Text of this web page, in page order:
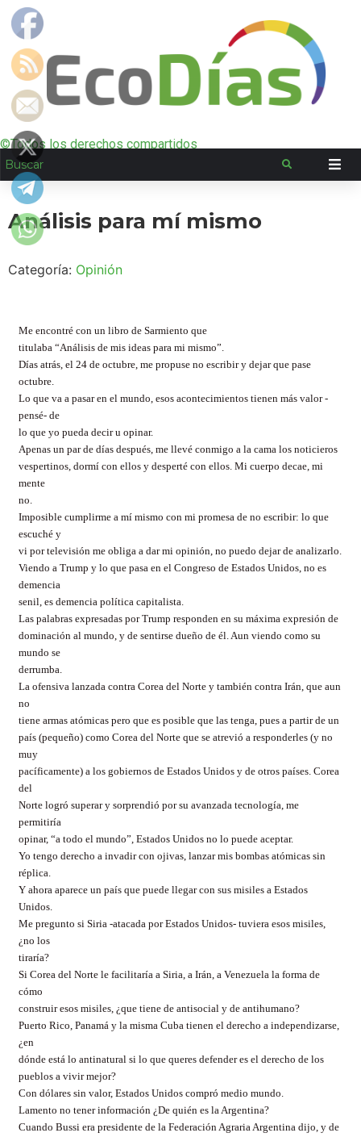
©Todos los derechos compartidos
Análisis para mí mismo
Categoría: Opinión
Me encontré con un libro de Sarmiento que
titulaba “Análisis de mis ideas para mi mismo”.
Días atrás, el 24 de octubre, me propuse no escribir y dejar que pase
octubre.
Lo que va a pasar en el mundo, esos acontecimientos tienen más valor -
pensé- de
lo que yo pueda decir u opinar.
Apenas un par de días después, me llevé conmigo a la cama los noticieros
vespertinos, dormí con ellos y desperté con ellos. Mi cuerpo decae, mi
mente
no.
Imposible cumplirme a mí mismo con mi promesa de no escribir: lo que
escuché y
vi por televisión me obliga a dar mi opinión, no puedo dejar de analizarlo.
Viendo a Trump y lo que pasa en el Congreso de Estados Unidos, no es
demencia
senil, es demencia política capitalista.
Las palabras expresadas por Trump responden en su máxima expresión de
dominación al mundo, y de sentirse dueño de él. Aun viendo como su
mundo se
derrumba.
La ofensiva lanzada contra Corea del Norte y también contra Irán, que aun
no
tiene armas atómicas pero que es posible que las tenga, pues a partir de un
país (pequeño) como Corea del Norte que se atrevió a responderles (y no
muy
pacíficamente) a los gobiernos de Estados Unidos y de otros países. Corea
del
Norte logró superar y sorprendió por su avanzada tecnología, me
permitiría
opinar, “a todo el mundo”, Estados Unidos no lo puede aceptar.
Yo tengo derecho a invadir con ojivas, lanzar mis bombas atómicas sin
réplica.
Y ahora aparece un país que puede llegar con sus misiles a Estados
Unidos.
Me pregunto si Siria -atacada por Estados Unidos- tuviera esos misiles,
¿no los
tiraría?
Si Corea del Norte le facilitaría a Siria, a Irán, a Venezuela la forma de
cómo
construir esos misiles, ¿que tiene de antisocial y de antihumano?
Puerto Rico, Panamá y la misma Cuba tienen el derecho a independizarse,
¿en
dónde está lo antinatural si lo que queres defender es el derecho de los
pueblos a vivir mejor?
Con dólares sin valor, Estados Unidos compró medio mundo.
Lamento no tener información ¿De quién es la Argentina?
Cuando Bussi era presidente de la Federación Agraria Argentina dijo, y de